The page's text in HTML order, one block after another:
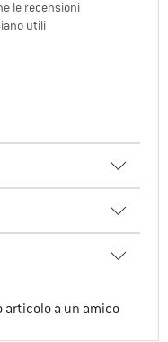
le recensioni
utili
articolo a un amico